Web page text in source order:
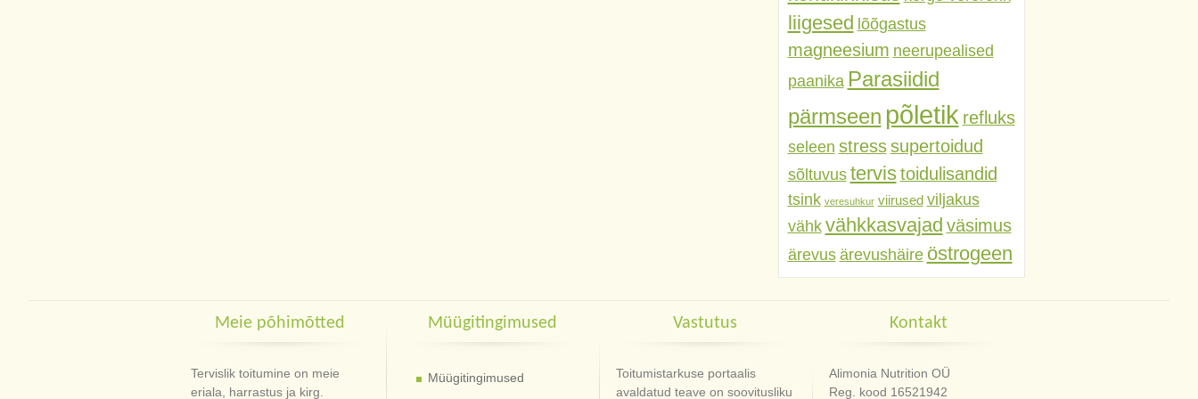
liigesed lõõgastus
magneesium neerupealised
paanika Parasiidid
pärmseen põletik refluks
seleen stress supertoidud
sõltuvus tervis toidulisandid
tsink veresuhkur viirused viljakus
vähk vähkkasvajad väsimus
ärevus ärevushäire östrogeen
Meie põhimõtted
Tervislik toitumine on meie
eriala, harrastus ja kirg.
Müügitingimused
Müügitingimused
Vastutus
Toitumistarkuse portaalis
avaldatud teave on soovitusliku
Kontakt
Alimonia Nutrition OÜ
Reg. kood 16521942